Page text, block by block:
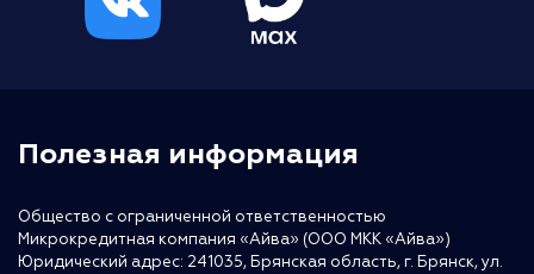
Полезная информация
Общество с ограниченной ответственностью
Микрокредитная компания «Айва» (ООО МКК «Айва»)
Юридический адрес: 241035, Брянская область, г. Брянск, ул.